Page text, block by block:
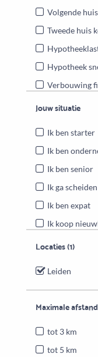
Volgende
Tweede huis
Hypotheek
Verbouwing
Jouw situatie
Ik ben starter
Ik ben
Ik ben senior
Ik ga scheiden
Ik ben expat
Ik koop
Locaties(1)
Leiden
Maximale afstand
tot 3 km
tot 5 km